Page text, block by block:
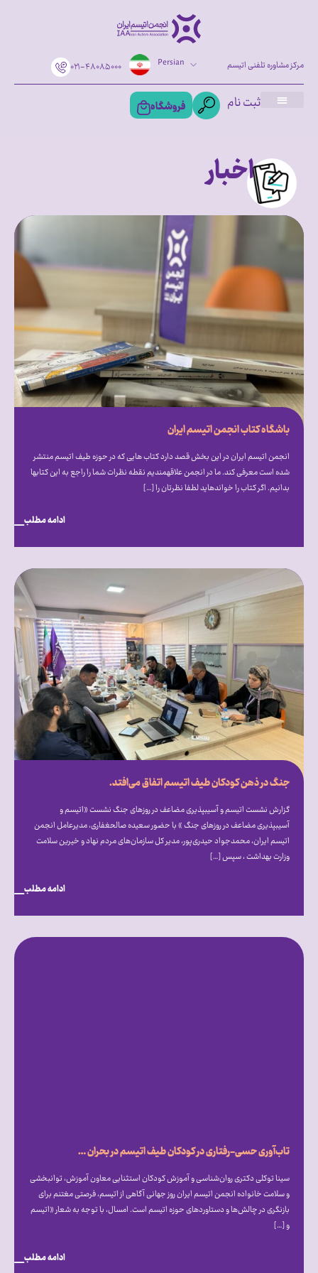
۰۲۱-۴۸۰۸۵۰۰۰ Persian مرکز مشاوره تلفنی اتیسم
ثبت نام فروشگاه
اخبار
باشگاه کتاب انجمن اتیسم ایران
انجمن اتیسم ایران در این بخش قصد دارد کتاب هایی که در حوزه طیف اتیسم منتشر
شده است معرفی کند. ما در انجمن علاقه‎‎مندیم نقطه نظرات شما را راجع به این کتاب‎ها
بدانیم. اگر کتاب را خوانده‎اید لطفا نظرتان را […]
ادامه مطلب
جنگ در ذهن کودکان طیف اتیسم اتفاق می‌افتد.
گزارش نشست اتیسم و آسیب‎پذیری مضاعف در روزهای جنگ نشست «اتیسم و
آسیب‎پذیری مضاعف در روزهای جنگ » با حضور سعیده صالح‎غفاری، مدیرعامل انجمن
اتیسم ایران، محمدجواد حیدری‌پور، مدیر کل سازمان‌های مردم نهاد و خیرین سلامت
وزارت بهداشت ، سپس […]
ادامه مطلب
تاب‌آوری حسی-رفتاری در کودکان طیف اتیسم در بحران جنگ
سینا توکلی دکتری روان‌شناسی و آموزش کودکان استثنایی معاون آموزش، توانبخشی
و سلامت خانواده انجمن اتیسم ایران روز جهانی آگاهی از اتیسم، فرصتی مغتنم برای
بازنگری در چالش‌ها و دستاوردهای حوزه اتیسم است. امسال، با توجه به شعار «اتیسم
و […]
ادامه مطلب